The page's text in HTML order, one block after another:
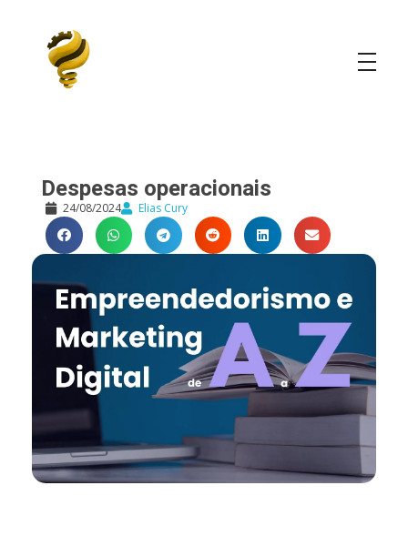
Despesas operacionais
24/08/2024 Elias Cury